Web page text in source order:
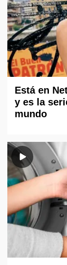
Está en
y es la
mundo